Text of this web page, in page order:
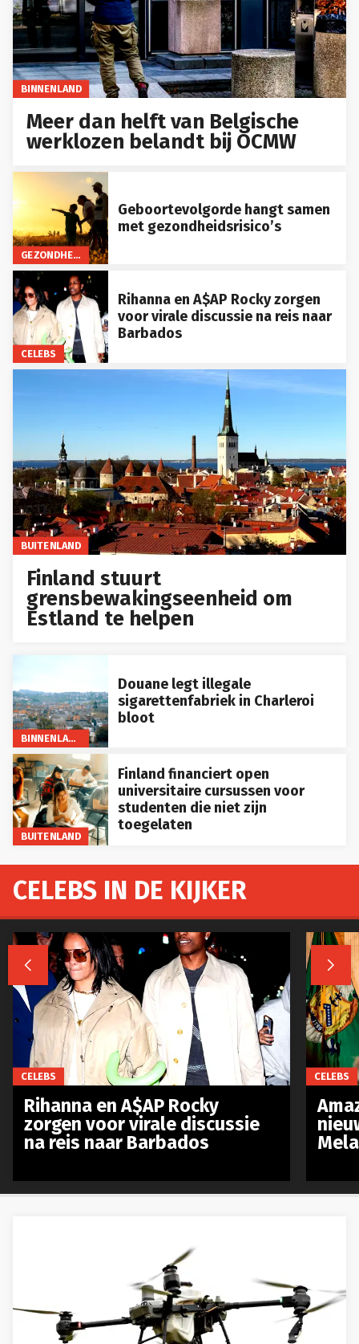
BINNENLAND
Meer dan helft van Belgische
werklozen belandt bij OCMW
GEZONDHEID
Geboortevolgorde hangt samen
met gezondheidsrisico’s
CELEBS
Rihanna en A$AP Rocky zorgen
voor virale discussie na reis naar
Barbados
BUITENLAND
Finland stuurt
grensbewakingseenheid om
Estland te helpen
BINNENLAND
Douane legt illegale
sigarettenfabriek in Charleroi
bloot
BUITENLAND
Finland financiert open
universitaire cursussen voor
studenten die niet zijn
toegelaten
CELEBS IN DE KIJKER
 
CELEBS
Rihanna en A$AP Rocky
zorgen voor virale discussie
na reis naar Barbados
CELEBS